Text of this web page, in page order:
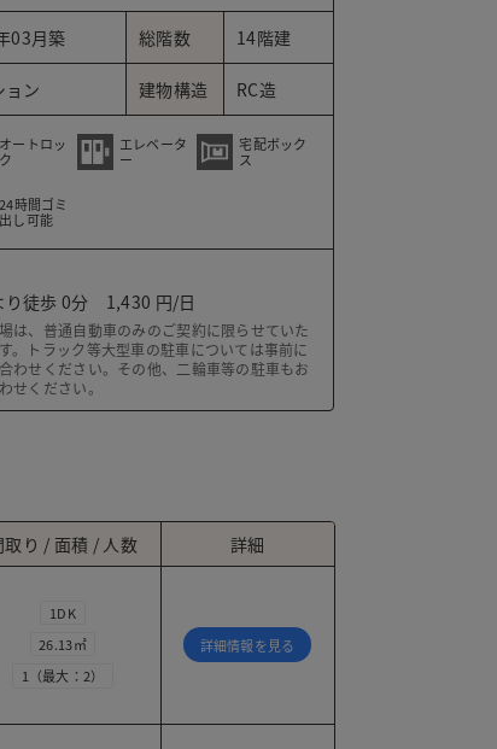
をお持ちの方も安心
03月築 総階数 14階建
ョン 建物構造 RC造
オートロッ
ク
エレベータ
ー
宅配ボック
ス
24時間ゴミ
出し可能
り徒歩 0分 1,430
は、普通自動車のみのご契約に限らせていた
。トラック等大型車の駐車については事前に
わせください。その他、二輪車等の駐車もお
せください。
取り / 面積 / 人数 詳細
1DK
26.13㎡
1（最大：2）
詳細情報を見る